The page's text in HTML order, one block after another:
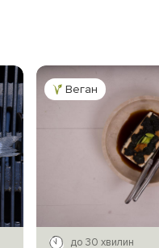
Веган
до 30 хвилин